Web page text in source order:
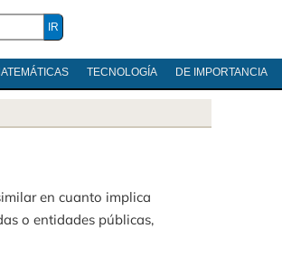
TECNOLOGÍA DE IMPORTANCIA
en cuanto implica
o entidades públicas,